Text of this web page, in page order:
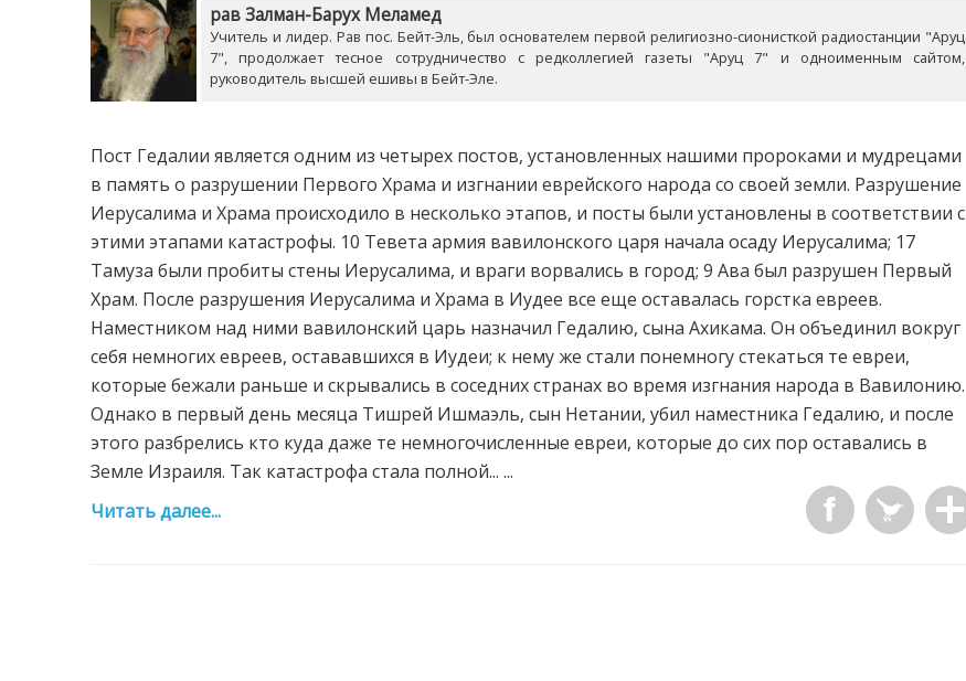
рав Залман-Барух Меламед
Учитель и лидер. Рав пос. Бейт-Эль, был основателем первой религиозно-сионисткой радиостанции "Аруц
7", продолжает тесное сотрудничество с редколлегией газеты "Аруц 7" и одноименным сайтом,
руководитель высшей ешивы в Бейт-Эле.
Пост Гедалии является одним из четырех постов, установленных нашими пророками и мудрецами
в память о разрушении Первого Храма и изгнании еврейского народа со своей земли. Разрушение
Иерусалима и Храма происходило в несколько этапов, и посты были установлены в соответствии с
этими этапами катастрофы. 10 Тевета армия вавилонского царя начала осаду Иерусалима; 17
Тамуза были пробиты стены Иерусалима, и враги ворвались в город; 9 Ава был разрушен Первый
Храм. После разрушения Иерусалима и Храма в Иудее все еще оставалась горстка евреев.
Наместником над ними вавилонский царь назначил Гедалию, сына Ахикама. Он объединил вокруг
себя немногих евреев, остававшихся в Иудеи; к нему же стали понемногу стекаться те евреи,
которые бежали раньше и скрывались в соседних странах во время изгнания народа в Вавилонию.
Однако в первый день месяца Тишрей Ишмаэль, сын Нетании, убил наместника Гедалию, и после
этого разбрелись кто куда даже те немногочисленные евреи, которые до сих пор оставались в
Земле Израиля. Так катастрофа стала полной... ...
Читать далее...